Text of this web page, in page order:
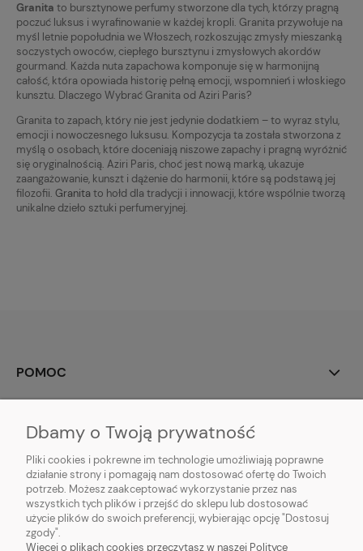
Granita to bursztynowe perfumy stworzone dla tych, którzy pragną
poczuć luksus i wyrafinowanie w każdej kropli. Granita przywołuje na
myśl letnie popołudnia we Włoszech, rozkoszując zmysły mieszanką
soczystych owoców, ciepłego bursztynu i zmysłowych akordów
gourmand. Każda nuta zapachowa komponuje się w harmonijną
całość, która opowiada historię pełną emocji, wspomnień i włoskiego
kunsztu. Dlaczego Wybrać Granita od Aziri Paris?
Granita to zapach, który nie jest jedynie dodatkiem – to wyraz stylu,
emocji i nowoczesnego luksusu. Kompozycja ta została stworzona z
myślą o osobach, które doceniają niszowe zapachy i pragną wyróżnić
się oryginalnością. Aziri Paris, choć jest nową marką, ukazuje
zaangażowanie, kunszt i dążenie do harmonii, które są podstawą jej
filozofii. Granitato hołd dla tradycji i innowacji, które wspólnie tworzą
unikalne dzieło sztuki perfumeryjnej.
POMOC
MOJE KONTO
PŁATNOŚCI I DOSTAWA
O NAS I DO NAS
Dbamy o Twoją prywatność
Pliki cookies i pokrewne im technologie umożliwiają poprawne
działanie strony i pomagają nam dostosować ofertę do Twoich
potrzeb. Możesz zaakceptować wykorzystanie przez nas
wszystkich tych plików i przejść do sklepu lub dostosować
użycie plików do swoich preferencji, wybierając opcję "Dostosuj
zgody".
Więcej o plikach cookies przeczytasz w naszej Polityce